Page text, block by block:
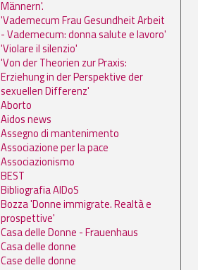
Männern'.
'Vademecum Frau Gesundheit Arbeit
- Vademecum: donna salute e lavoro'
'Violare il silenzio'
'Von der Theorien zur Praxis:
Erziehung in der Perspektive der
sexuellen Differenz'
Aborto
Aidos news
Assegno di mantenimento
Associazione per la pace
Associazionismo
BEST
Bibliografia AIDoS
Bozza 'Donne immigrate. Realtà e
prospettive'
Casa delle Donne - Frauenhaus
Casa delle donne
Case delle donne